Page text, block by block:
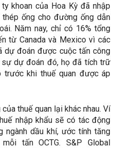
khoan của Hoa Kỳ đã nhập
ống cho đường ống dẫn
Năm nay, chỉ có 16% tổng
từ Canada và Mexico vì các
dự đoán được cuộc tấn công
sự dự đoán đó, họ đã tích trữ
trước khi thuế quan được áp
thuế quan lại khác nhau. Ví
nhập khẩu sẽ có tác động
ngành dầu khí, ước tính tăng
tấn OCTG. S&P Global